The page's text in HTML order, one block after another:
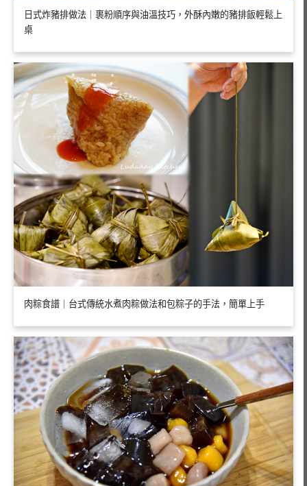
日式炸豬排做法｜裹粉順序與油溫技巧，外酥內嫩的豬排飯輕鬆上
桌
肉粽食譜｜台式傳統水煮肉粽做法和包粽子的手法，簡單上手